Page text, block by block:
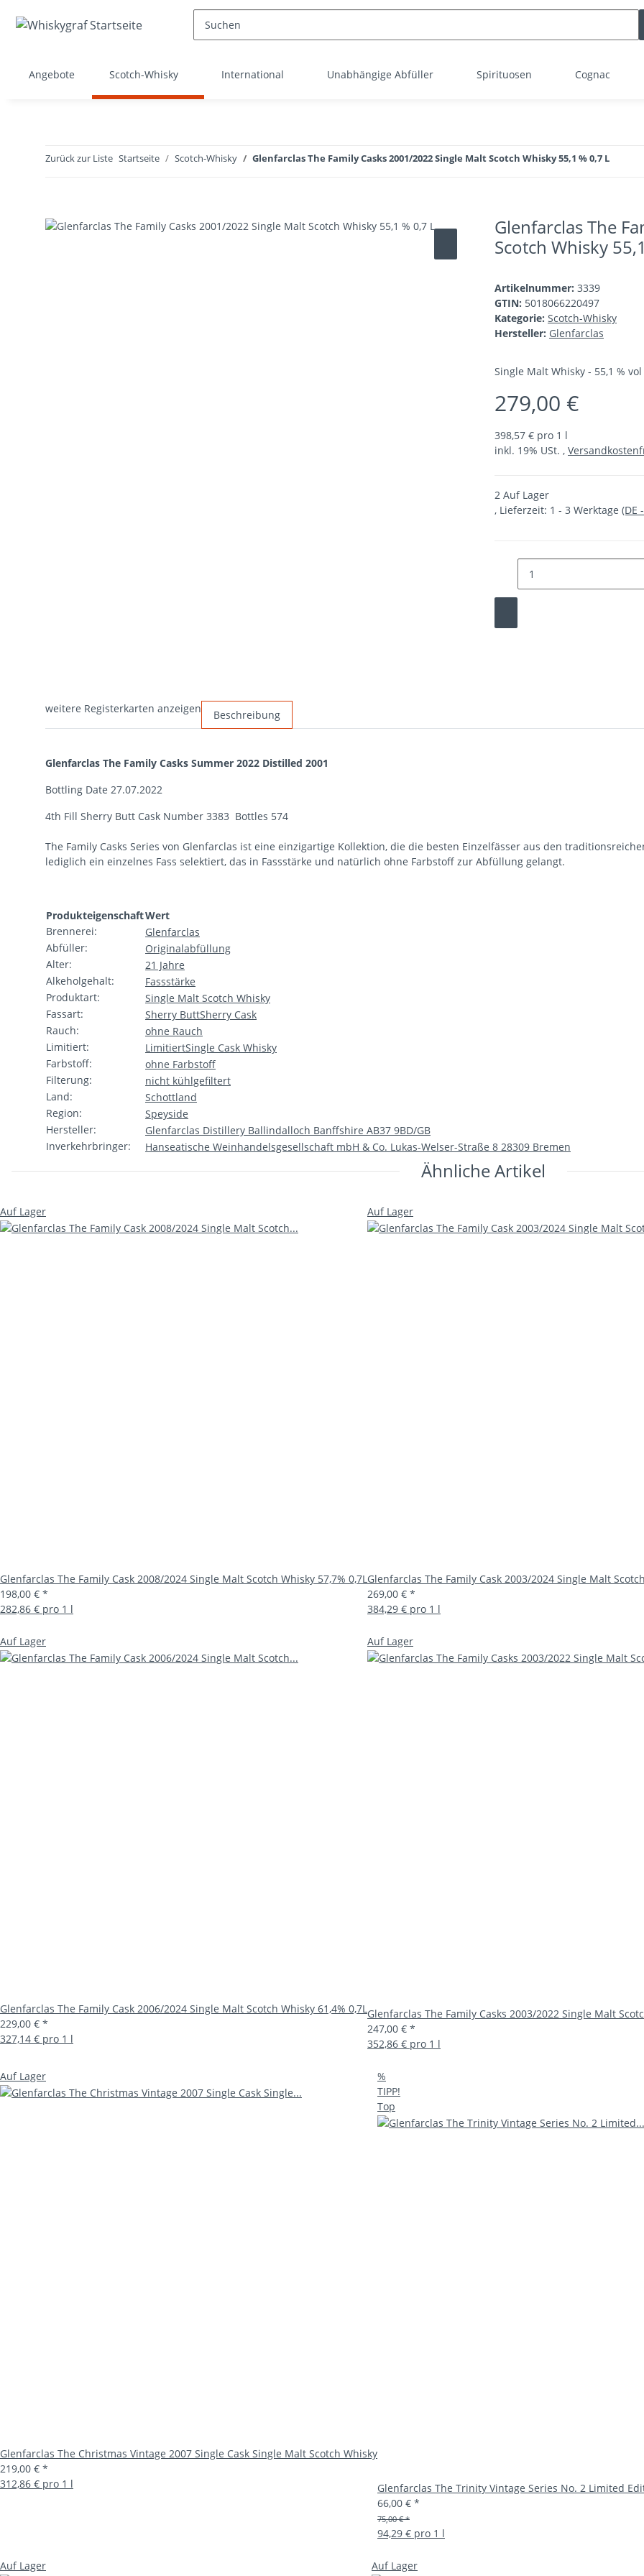
Angebote Scotch-Whisky International Unabhängige Abfüller Spirituosen Cognac
Zurück zur Liste Startseite Scotch-Whisky Glenfarclas The Family Casks 2001/2022 Single Malt Scotch Whisky 55,1 % 0,7 L
Glenfarclas The
Scotch Whisky
Artikelnummer: 3339
GTIN: 5018066220497
Kategorie: Scotch-Whisky
Hersteller: Glenfarclas
Single Malt Whisky - 55,1 % vol
279,00 €
398,57 € pro 1 l
inkl. 19% USt. ,
2 Auf Lager
, Lieferzeit: 1 - 3 Werktage (DE
weitere Registerkarten anzeigen Beschreibung
Glenfarclas The Family Casks Summer 2022 Distilled 2001
Bottling Date 27.07.2022
4th Fill Sherry Butt Cask Number 3383 Bottles 574
The Family Casks Series von Glenfarclas ist eine einzigartige Kollektion, die die besten Einzelfässer aus den
lediglich ein einzelnes Fass selektiert, das in Fassstärke und natürlich ohne Farbstoff zur Abfüllung gelangt.
ProdukteigenschaftWert
Brennerei:
Glenfarclas
Abfüller:
Originalabfüllung
Alter:
21 Jahre
Alkeholgehalt:
Fassstärke
Produktart:
Single Malt Scotch Whisky
Fassart:
Sherry ButtSherry Cask
Rauch:
ohne Rauch
Limitiert:
LimitiertSingle Cask Whisky
Farbstoff:
ohne Farbstoff
Filterung:
nicht kühlgefiltert
Land:
Schottland
Region:
Speyside
Hersteller:
Glenfarclas Distillery Ballindalloch Banffshire AB37 9BD/GB
Inverkehrbringer:
Hanseatische Weinhandelsgesellschaft mbH & Co. Lukas-Welser-Straße 8 28309 Bremen
Ähnliche Artikel
Auf Lager
Glenfarclas The Family Cask 2008/2024 Single Malt Scotch Whisky 57,7% 0,7L
198,00 € *
282,86 € pro 1 l
Auf Lager
Glenfarclas The Family Cask 2003/2024 Single Malt
269,00 € *
384,29 € pro 1 l
Auf Lager
Glenfarclas The Family Cask 2006/2024 Single Malt Scotch Whisky 61,4% 0,7L
229,00 € *
327,14 € pro 1 l
Auf Lager
Glenfarclas The Family Casks 2003/2022 Single Malt
247,00 € *
352,86 € pro 1 l
Auf Lager
Glenfarclas The Christmas Vintage 2007 Single Cask Single Malt Scotch Whisky
219,00 € *
312,86 € pro 1 l
%
TIPP!
Top
Glenfarclas The Trinity Vintage Series No. 2 Limited
66,00 € *
75,00 € *
94,29 € pro 1 l
Auf Lager Auf Lager